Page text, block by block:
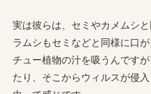
実は彼らは、セミやカメムシ
ラムシもセミなどと同様に口
チュー植物の汁を吸うんです
たり、そこからウィルスが侵